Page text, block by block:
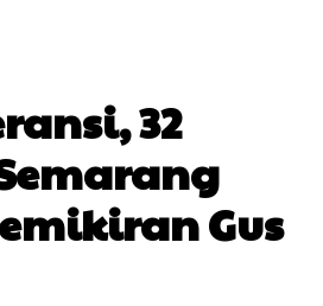
32
Gus